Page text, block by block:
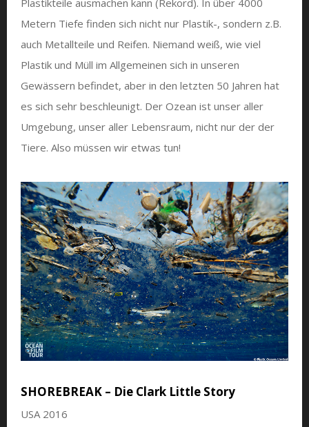
Metern Tiefe finden sich nicht nur Plastik-, sondern z.B.
auch Metallteile und Reifen. Niemand weiß, wie viel
Plastik und Müll im Allgemeinen sich in unseren
Gewässern befindet, aber in den letzten 50 Jahren hat
es sich sehr beschleunigt. Der Ozean ist unser aller
Umgebung, unser aller Lebensraum, nicht nur der der
Tiere. Also müssen wir etwas tun!
SHOREBREAK – Die Clark Little Story
USA 2016